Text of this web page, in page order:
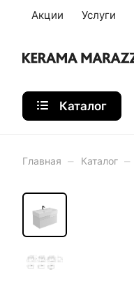
Акции Услуги
Каталог
Главная – Каталог –